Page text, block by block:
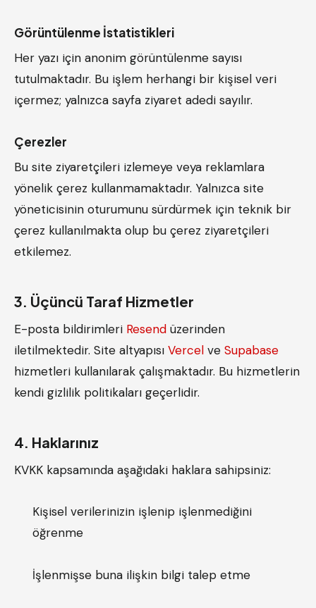
Görüntülenme İstatistikleri
Her yazı için anonim görüntülenme sayısı
tutulmaktadır. Bu işlem herhangi bir kişisel veri
içermez; yalnızca sayfa ziyaret adedi sayılır.
Çerezler
Bu site ziyaretçileri izlemeye veya reklamlara
yönelik çerez kullanmamaktadır. Yalnızca site
yöneticisinin oturumunu sürdürmek için teknik bir
çerez kullanılmakta olup bu çerez ziyaretçileri
etkilemez.
3. Üçüncü Taraf Hizmetler
E-posta bildirimleri Resend üzerinden
iletilmektedir. Site altyapısı Vercel ve Supabase
hizmetleri kullanılarak çalışmaktadır. Bu hizmetlerin
kendi gizlilik politikaları geçerlidir.
4. Haklarınız
KVKK kapsamında aşağıdaki haklara sahipsiniz:
Kişisel verilerinizin işlenip işlenmediğini
öğrenme
İşlenmişse buna ilişkin bilgi talep etme